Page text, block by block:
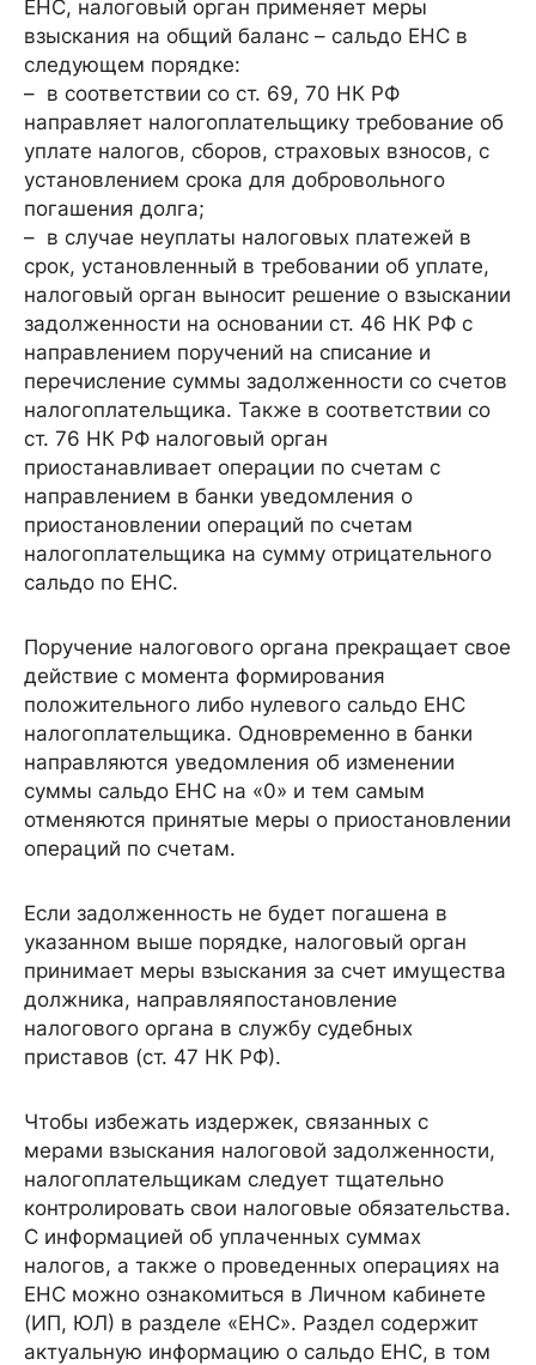
ЕНС, налоговый орган применяет меры
взыскания на общий баланс – сальдо ЕНС в
следующем порядке:
– в соответствии со ст. 69, 70 НК РФ
направляет налогоплательщику требование об
уплате налогов, сборов, страховых взносов, с
установлением срока для добровольного
погашения долга;
– в случае неуплаты налоговых платежей в
срок, установленный в требовании об уплате,
налоговый орган выносит решение о взыскании
задолженности на основании ст. 46 НК РФ с
направлением поручений на списание и
перечисление суммы задолженности со счетов
налогоплательщика. Также в соответствии со
ст. 76 НК РФ налоговый орган
приостанавливает операции по счетам с
направлением в банки уведомления о
приостановлении операций по счетам
налогоплательщика на сумму отрицательного
сальдо по ЕНС.
Поручение налогового органа прекращает свое
действие с момента формирования
положительного либо нулевого сальдо ЕНС
налогоплательщика. Одновременно в банки
направляются уведомления об изменении
суммы сальдо ЕНС на «0» и тем самым
отменяются принятые меры о приостановлении
операций по счетам.
Если задолженность не будет погашена в
указанном выше порядке, налоговый орган
принимает меры взыскания за счет имущества
должника, направляяпостановление
налогового органа в службу судебных
приставов (ст. 47 НК РФ).
Чтобы избежать издержек, связанных с
мерами взыскания налоговой задолженности,
налогоплательщикам следует тщательно
контролировать свои налоговые обязательства.
С информацией об уплаченных суммах
налогов, а также о проведенных операциях на
ЕНС можно ознакомиться в Личном кабинете
(ИП, ЮЛ) в разделе «ЕНС». Раздел содержит
актуальную информацию о сальдо ЕНС, в том